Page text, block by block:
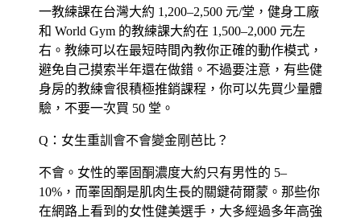
一教練課在台灣大約 1,200–2,500 元/堂，健身工廠
和 World Gym 的教練課大約在 1,500–2,000 元左
右。教練可以在最短時間內教你正確的動作模式，
避免自己摸索半年還在做錯。不過要注意，有些健
身房的教練會很積極推銷課程，你可以先買少量體
驗，不要一次買 50 堂。
Q：女生重訓會不會變金剛芭比？
不會。女性的睪固酮濃度大約只有男性的 5–
10%，而睪固酮是肌肉生長的關鍵荷爾蒙。那些你
在網路上看到的女性健美選手，大多經過多年高強